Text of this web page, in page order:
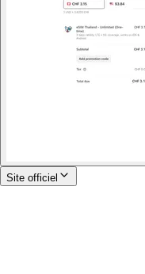
Site officiel